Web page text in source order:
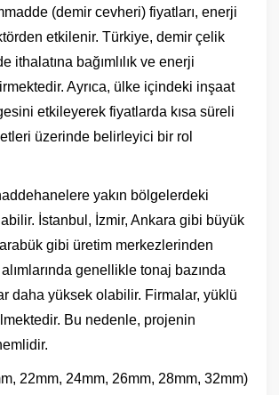
(demir cevheri) fiyatları, enerji
etkilenir. Türkiye, demir çelik
bağımlılık ve enerji
Ayrıca, ülke içindeki inşaat
etkileyerek fiyatlarda kısa süreli
üzerinde belirleyici bir rol
yakın bölgelerdeki
İstanbul, İzmir, Ankara gibi büyük
gibi üretim merkezlerinden
genellikle tonaj bazında
daha yüksek olabilir. Firmalar, yüklü
Bu nedenle, projenin
22mm, 24mm, 26mm, 28mm, 32mm)